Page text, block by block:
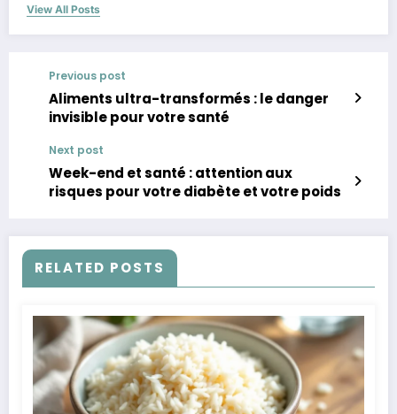
View All Posts
Previous post
Aliments ultra-transformés : le danger
invisible pour votre santé
Next post
Week-end et santé : attention aux
risques pour votre diabète et votre poids
RELATED POSTS